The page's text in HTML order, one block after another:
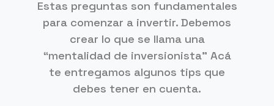
Estas preguntas son fundamentales
para comenzar a invertir. Debemos
crear lo que se llama una
“mentalidad de inversionista” Acá
te entregamos algunos tips que
debes tener en cuenta.